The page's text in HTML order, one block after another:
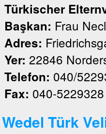
Türkischer
Başkan: Frau
Adres:
Yer: 22846
Telefon: 040/
Fax: 040-5229328
Wedel Türk